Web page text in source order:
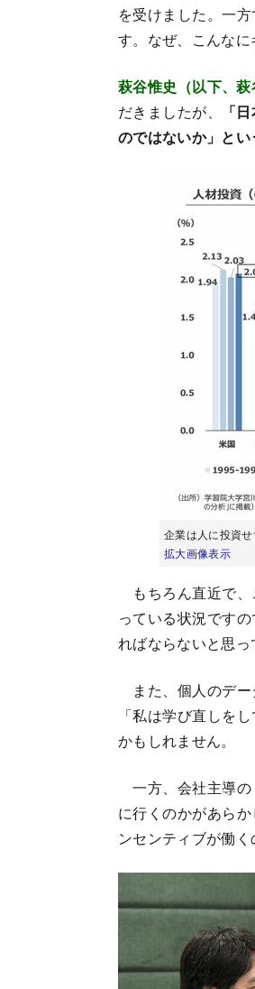
を受けました。一
す。なぜ、こんなに
萩谷惟史（以下、萩
だきましたが、
「
のではないか」とい
企業は人に投資
拡大画像表示
もちろん直近で、
っている状況です
ればならないと思っ
また、個人のデー
「私は学び直しを
かもしれません。
一方、会社主導の
に行くのかがあら
ンセンティブが働く